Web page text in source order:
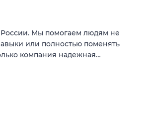
Мы помогаем людям не
или полностью поменять
компания надежная…